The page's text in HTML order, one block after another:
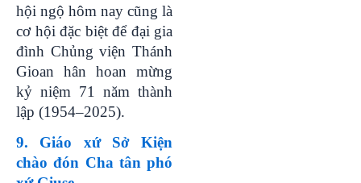
hội ngộ hôm nay cũng là
cơ hội đặc biệt để đại gia
đình Chủng viện Thánh
Gioan hân hoan mừng
kỷ niệm 71 năm thành
lập (1954–2025).
9. Giáo xứ Sở Kiện
chào đón Cha tân phó